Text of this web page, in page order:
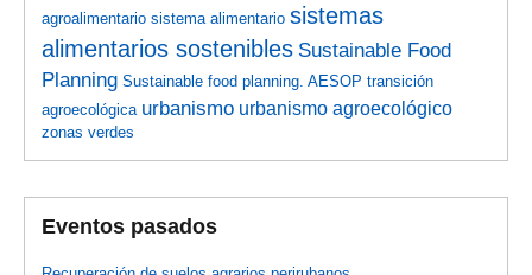
agroalimentario sistema alimentario sistemas
alimentarios sostenibles Sustainable Food
Planning Sustainable food planning. AESOP transición
agroecológica urbanismo urbanismo agroecológico
zonas verdes
Eventos pasados